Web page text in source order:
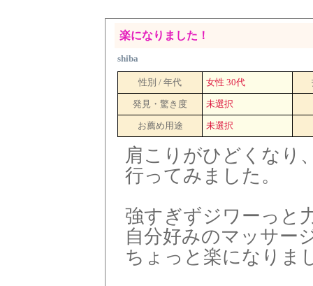
楽になりました！
shiba
性別 / 年代 女性 30代
発見・驚き度 未選択
お薦め用途 未選択
肩こりがひどくなり
行ってみました。
強すぎずジワーっと
自分好みのマッサー
ちょっと楽になりま